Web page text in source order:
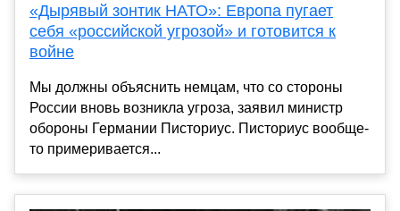
«Дырявый зонтик НАТО»: Европа пугает
себя «российской угрозой» и готовится к
войне
Мы должны объяснить немцам, что со стороны
России вновь возникла угроза, заявил министр
обороны Германии Писториус. Писториус вообще-
то примеривается...